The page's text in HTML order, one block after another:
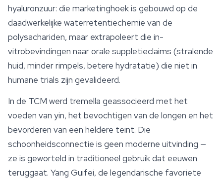
hyaluronzuur: die marketinghoek is gebouwd op de
daadwerkelijke waterretentiechemie van de
polysachariden, maar extrapoleert die in-
vitrobevindingen naar orale suppletieclaims (stralende
huid, minder rimpels, betere hydratatie) die niet in
humane trials zijn gevalideerd.
In de TCM werd tremella geassocieerd met het
voeden van yin, het bevochtigen van de longen en het
bevorderen van een heldere teint. Die
schoonheidsconnectie is geen moderne uitvinding —
ze is geworteld in traditioneel gebruik dat eeuwen
teruggaat. Yang Guifei, de legendarische favoriete